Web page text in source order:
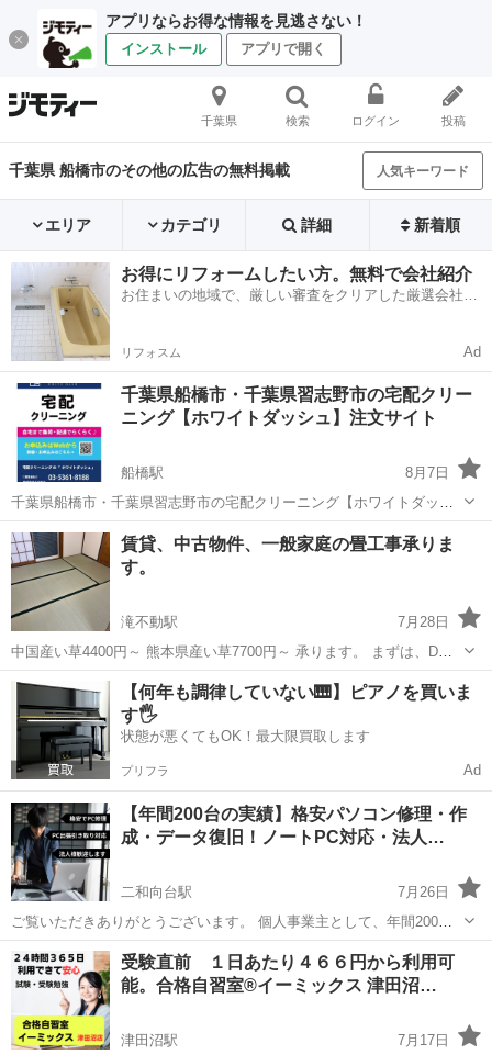
アプリならお得な情報を見逃さない！
インストール アプリで開く
千葉県 検索 ログイン 投稿
千葉県 船橋市のその他の広告の無料掲載 人気キーワード
エリア カテゴリ 詳細 新着順
お得にリフォームしたい方。無料で会社紹介
お住まいの地域で、厳しい審査をクリアした厳選会社を
リフォスム Ad
千葉県船橋市・千葉県習志野市の宅配クリー
ニング【ホワイトダッシュ】注文サイト
船橋駅
8月7日
千葉県船橋市・千葉県習志野市の宅配クリーニング【ホワイトダッシ
ュ】 注文サイト https://white-dash.com/ 布団やカーペット等の少し
重たい洗濯物、 歩いて店頭まで行けないご高齢の方の為に ...
千葉 船橋市 船橋駅 その他
賃貸、中古物件、一般家庭の畳工事承りま
す。
滝不動駅
7月28日
中国産い草4400円～ 熊本県産い草7700円～ 承ります。 まずは、DM
にお問い合わせください。
千葉 船橋市 滝不動駅 物件
【何年も調律していない🎹】ピアノを買いま
す🖐️
状態が悪くてもOK！最大限買取します
プリフラ Ad
【年間200台の実績】格安パソコン修理・作
成・データ復旧！ノートPC対応・法人…
二和向台駅
7月26日
ご覧いただきありがとうございます。 個人事業主として、年間200台
以上のパソコン作成・修理を行っております。 個人の強みを活かし、
小回りの利く柔軟な対応と格安価格でお受けいたします！ お見積りは
法人・個人問わず【無...
千葉 船橋市 二和向台駅 その他
受験直前 １日あたり４６６円から利用可
能。合格自習室®️イーミックス 津田沼…
津田沼駅
7月17日